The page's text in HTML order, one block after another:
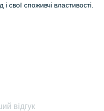
свої споживчі властивості.
відгук